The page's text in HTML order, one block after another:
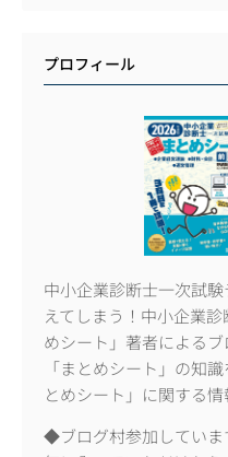
プロフィール
中小企業診断士一次試
えてしまう！中小企業
めシート」著者によるブ
「まとめシート」の知
とめシート」に関する情
◆ブログ村参加してい